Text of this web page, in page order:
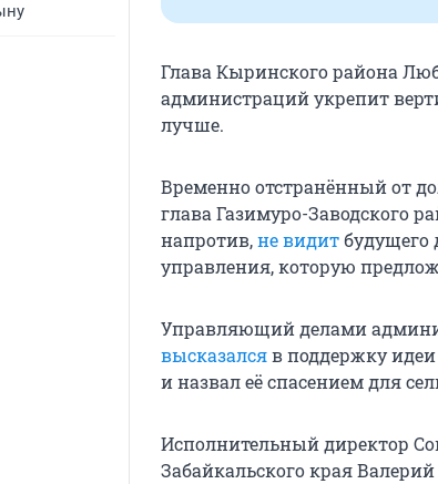
Глава Кыринского района
администраций укрепит
лучше.
Временно отстранённый от
глава Газимуро-Заводского
напротив,не видитбудущего
управления, которую
Управляющий делами
высказалсяв поддержку
и назвал её спасением для
Исполнительный директор
Забайкальского края